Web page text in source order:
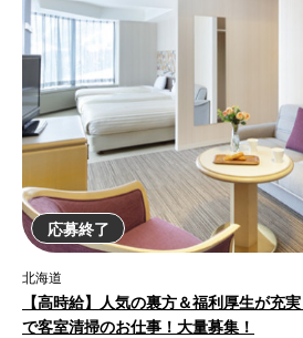
応募終了
北海道
【高時給】人気の裏方＆福利厚生が充
で客室清掃のお仕事！大量募集！